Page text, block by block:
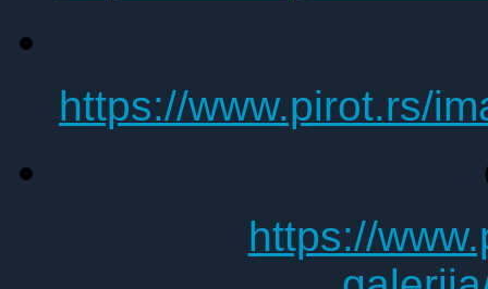
https://www.pirot.rs/
https://